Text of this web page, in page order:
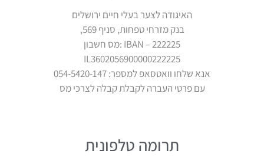
האיגודה לצער בעלי חיים ירושלים
בנק מזרחי טפחות, סניף 569,
IBAN – 222225 :מס חשבון
IL3602056900000222225
אנא שלחו וואטסאפ למספר: 054-5420-147
עם פרטי העברה לקבלת קבלה לצרכי מס
תרומה טלפונית